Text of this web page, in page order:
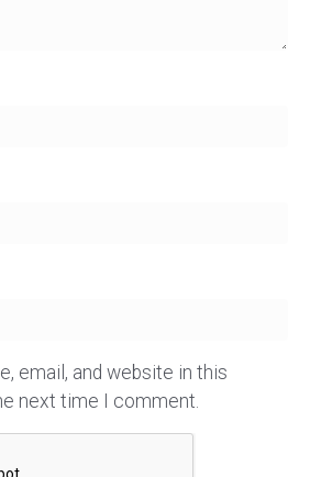
email, and website in this
next time I comment.